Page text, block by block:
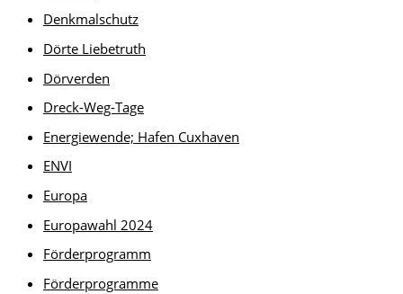
Denkmalschutz
Dörte Liebetruth
Dörverden
Dreck-Weg-Tage
Energiewende; Hafen Cuxhaven
ENVI
Europa
Europawahl 2024
Förderprogramm
Förderprogramme